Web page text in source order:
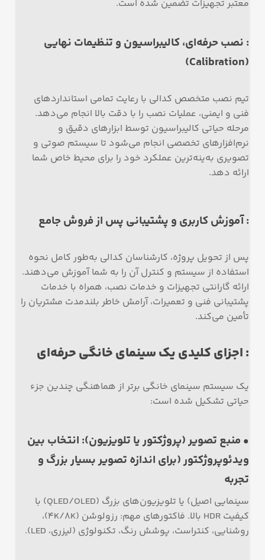
معتبر تجهیزات تضمین شده است.
: نصب حرفه‌ای، کالیبراسیون و تنظیمات نهایی
(Calibration)
تیم نصب متخصص کدالی با رعایت تمامی استانداردهای
فنی و ایمنی، عملیات نصب را با دقت بالا انجام می‌دهد.
مرحله حیاتی کالیبراسیون توسط ابزارهای دقیق و
نرم‌افزارهای تخصصی انجام می‌شود تا سیستم صوتی و
تصویری به‌ینه‌ترین عملکرد خود را برای محیط خاص شما
ارائه دهد.
: آموزش کاربری و پشتیبانی پس از فروش جامع
پس از تحویل پروژه، کارشناسان کدالی به‌طور کامل نحوه
استفاده از سیستم و کنترل آن را به شما آموزش می‌دهند.
ارائه گارانتی تجهیزات و خدمات نصب، همراه با خدمات
پشتیبانی فنی و تعمیرات، آرامش خاطر بلندمدت مشتریان را
تأمین می‌کند.
: اجزای کلیدی یک سینمای خانگی حرفه‌ای
یک سیستم سینمای خانگی برتر از هماهنگی چندین جزء
حیاتی تشکیل شده است:
• منبع تصویر (پروژکتور یا تلویزیون): انتخاب بین
ویدئوپروژکتور (برای اندازه تصویر بسیار بزرگ و
تجربه
سینمایی اصیل) یا تلویزیون‌های بزرگ (QLED/OLED) با
کیفیت HDR بالا. فاکتورهای مهم: رزولوشن (4K/8K)،
روشنایی، کنتراست، پوشش رنگ، تکنولوژی (لیزری، LED).